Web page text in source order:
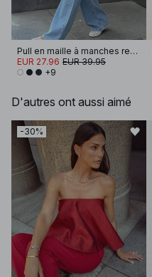
Pull en maille à manches retroussées
EUR 27.96 EUR 39.95
+9
D'autres ont aussi aimé
-30%